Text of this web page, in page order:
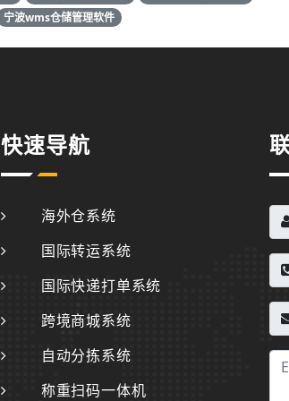
宁波wms仓储管理软件
快速导航
海外仓系统
国际转运系统
国际快递打单系统
跨境商城系统
自动分拣系统
称重扫码一体机